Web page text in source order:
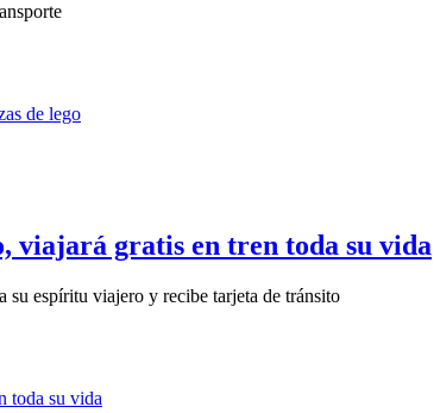
viajará gratis en tren toda su vida
su espíritu viajero y recibe tarjeta de tránsito